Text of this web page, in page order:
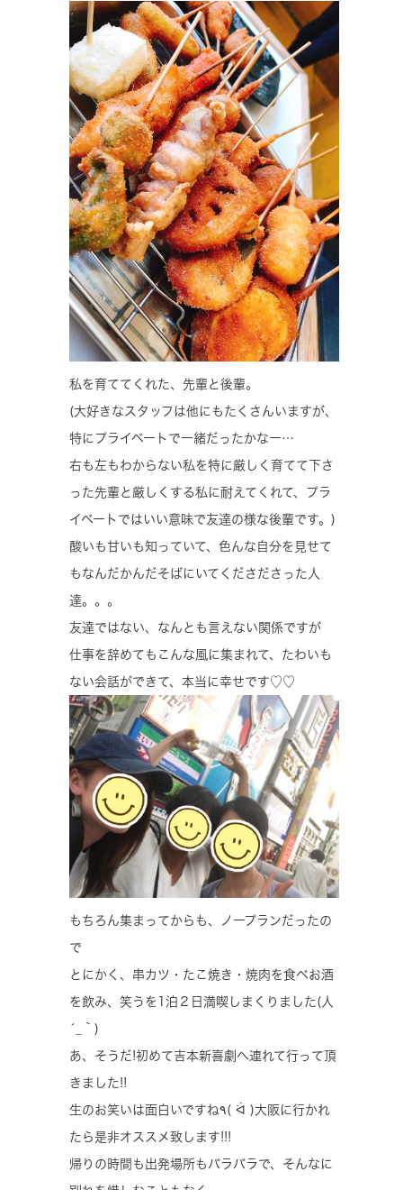
私を育ててくれた、先輩と後輩。
(大好きなスタッフは他にもたくさんいますが、
特にプライベートで一緒だったかなー…
右も左もわからない私を特に厳しく育てて下さ
った先輩と厳しくする私に耐えてくれて、プラ
イベートではいい意味で友達の様な後輩です。)
酸いも甘いも知っていて、色んな自分を見せて
もなんだかんだそばにいてくださださった人
達。。。
友達ではない、なんとも言えない関係ですが
仕事を辞めてもこんな風に集まれて、たわいも
ない会話ができて、本当に幸せです♡♡
もちろん集まってからも、ノープランだったの
で
とにかく、串カツ・たこ焼き・焼肉を食べお酒
を飲み、笑うを1泊２日満喫しまくりました(人
´_｀)
あ、そうだ!初めて吉本新喜劇へ連れて行って頂
きました!!
生のお笑いは面白いですね٩( ᐛ )大阪に行かれ
たら是非オススメ致します!!!
帰りの時間も出発場所もバラバラで、そんなに